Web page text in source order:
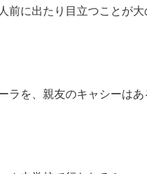
前に出たり目立つことが大
ラを、親友のキャシーはあ